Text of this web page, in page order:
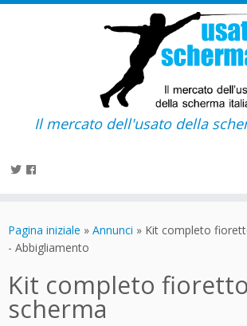
contenuto
Il mercato dell'usato della
Pagina iniziale » Annunci » Kit completo
- Abbigliamento
Kit completo fioretto
scherma